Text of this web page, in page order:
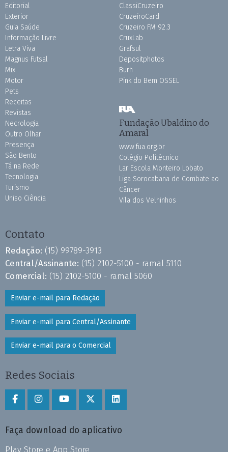
Editorial
Exterior
Guia Saúde
Informação Livre
Letra Viva
Magnus Futsal
Mix
Motor
Pets
Receitas
Revistas
Necrologia
Outro Olhar
Presença
São Bento
Tá na Rede
Tecnologia
Turismo
Uniso Ciência
ClassiCruzeiro
CruzeiroCard
Cruzeiro FM 92.3
CruxLab
Grafsul
Depositphotos
Burh
Pink do Bem OSSEL
Fundação Ubaldino do
Amaral
www.fua.org.br
Colégio Politécnico
Lar Escola Monteiro Lobato
Liga Sorocabana de Combate ao
Câncer
Vila dos Velhinhos
Contato
Redação: (15) 99789-3913
Central/Assinante: (15) 2102-5100 - ramal 5110
Comercial: (15) 2102-5100 - ramal 5060
Enviar e-mail para Redação
Enviar e-mail para Central/Assinante
Enviar e-mail para o Comercial
Redes Sociais
Faça download do aplicativo
Play Store e App Store